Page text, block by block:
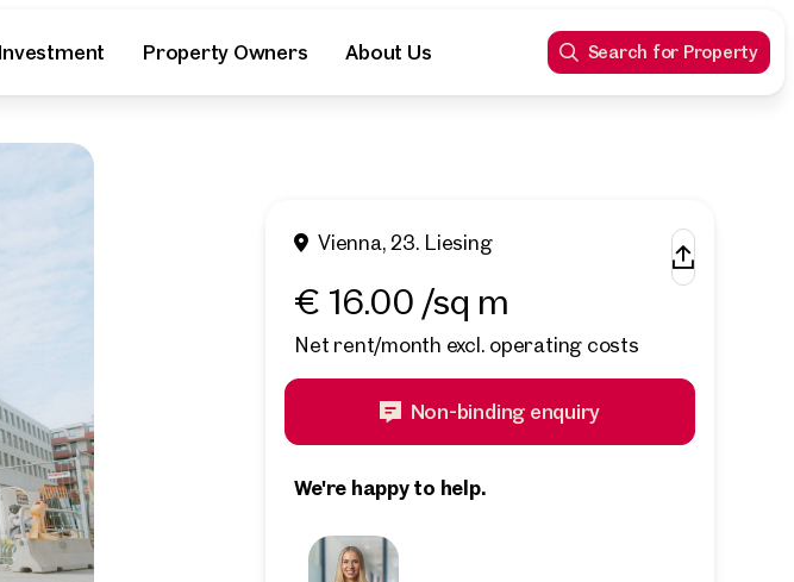
Investment Property Owners About Us Search for Property
Vienna, 23. Liesing
€ 16.00 /sq m
Net rent/month excl. operating costs
Non-binding enquiry
We're happy to help.